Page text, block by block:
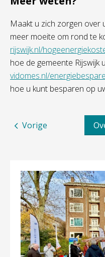
Maakt u zich zorgen over
meer moeite om rond te
rijswijk.nl/
hoe de gemeente Rijswijk
vidomes.nl/
hoe u kunt besparen op
Vorige